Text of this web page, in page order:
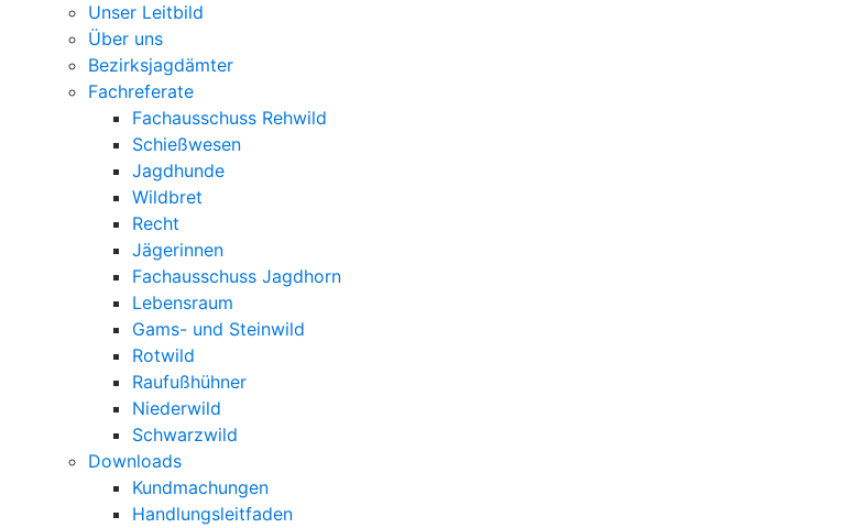
Unser Leitbild
Über uns
Bezirksjagdämter
Fachreferate
Fachausschuss Rehwild
Schießwesen
Jagdhunde
Wildbret
Recht
Jägerinnen
Fachausschuss Jagdhorn
Lebensraum
Gams- und Steinwild
Rotwild
Raufußhühner
Niederwild
Schwarzwild
Downloads
Kundmachungen
Handlungsleitfaden